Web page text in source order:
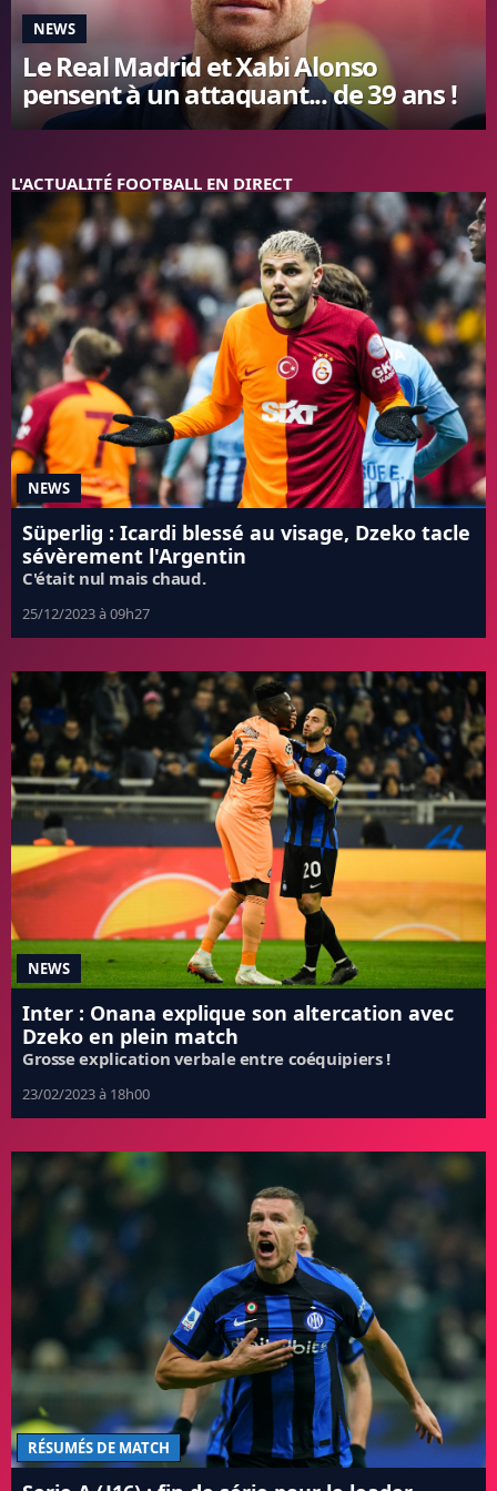
FC BARCELONE
CHELSEA
ARSENAL
BAYERN
NEWS
Le Real Madrid et Xabi Alonso
pensent à un attaquant... de 39 ans !
L'ACTUALITÉ FOOTBALL EN DIRECT
NEWS
Süperlig : Icardi blessé au visage, Dzeko tacle
sévèrement l'Argentin
C'était nul mais chaud.
25/12/2023 à 09h27
NEWS
Inter : Onana explique son altercation avec
Dzeko en plein match
Grosse explication verbale entre coéquipiers !
23/02/2023 à 18h00
RÉSUMÉS DE MATCH